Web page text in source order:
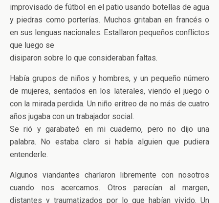
improvisado de fútbol en el patio usando botellas de agua
y piedras como porterías. Muchos gritaban en francés o
en sus lenguas nacionales. Estallaron pequeños conflictos
que luego se
disiparon sobre lo que consideraban faltas.
Había grupos de niños y hombres, y un pequeño número
de mujeres, sentados en los laterales, viendo el juego o
con la mirada perdida. Un niño eritreo de no más de cuatro
años jugaba con un trabajador social.
Se rió y garabateó en mi cuaderno, pero no dijo una
palabra. No estaba claro si había alguien que pudiera
entenderle.
Algunos viandantes charlaron libremente con nosotros
cuando nos acercamos. Otros parecían al margen,
distantes y traumatizados por lo que habían vivido. Un